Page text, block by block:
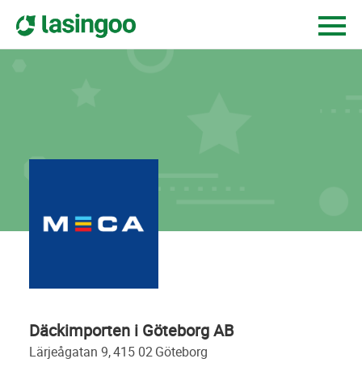
Däckimporten i Göteborg AB
lärjeågatan 9, 415 02
göteborg